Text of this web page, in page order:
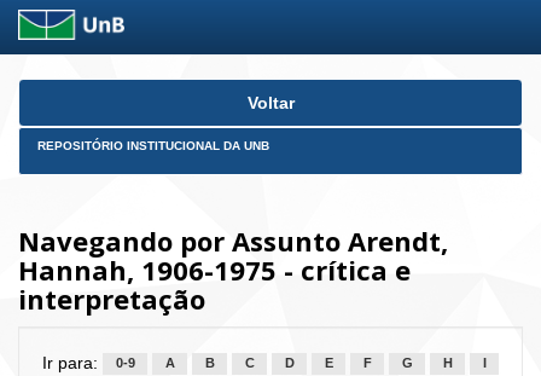
Skip
Voltar
REPOSITÓRIO INSTITUCIONAL DA UNB
Navegando por Assunto Arendt,
Hannah, 1906-1975 - crítica e
interpretação
Ir para: 0-9 A B C D E F G H